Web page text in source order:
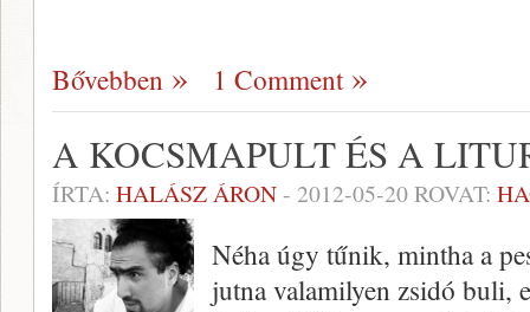
Bővebben 1 Comment
A KOCSMAPULT ÉS A
ÍRTA: HALÁSZ ÁRON- 2012-05-20ROVAT:
Néha úgy tűnik, mintha a
jutna valamilyen zsidó buli,